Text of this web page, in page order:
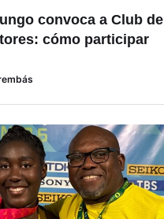
convoca a Club de
cómo participar